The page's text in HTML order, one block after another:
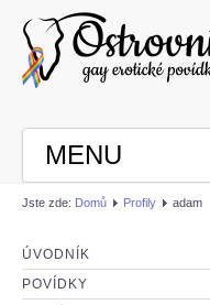
MENU
PŘIHLÁSIT SE
ČÍST POVÍDKY
Jste zde: Domů Profily adam
ÚVODNÍK
POVÍDKY